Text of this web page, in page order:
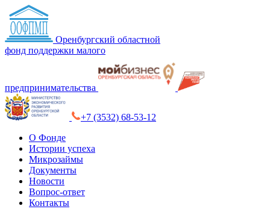
Оренбургский областной
фонд поддержки малого
предпринимательства
+7 (3532) 68-53-12
О Фонде
Истории успеха
Микрозаймы
Документы
Новости
Вопрос-ответ
Контакты